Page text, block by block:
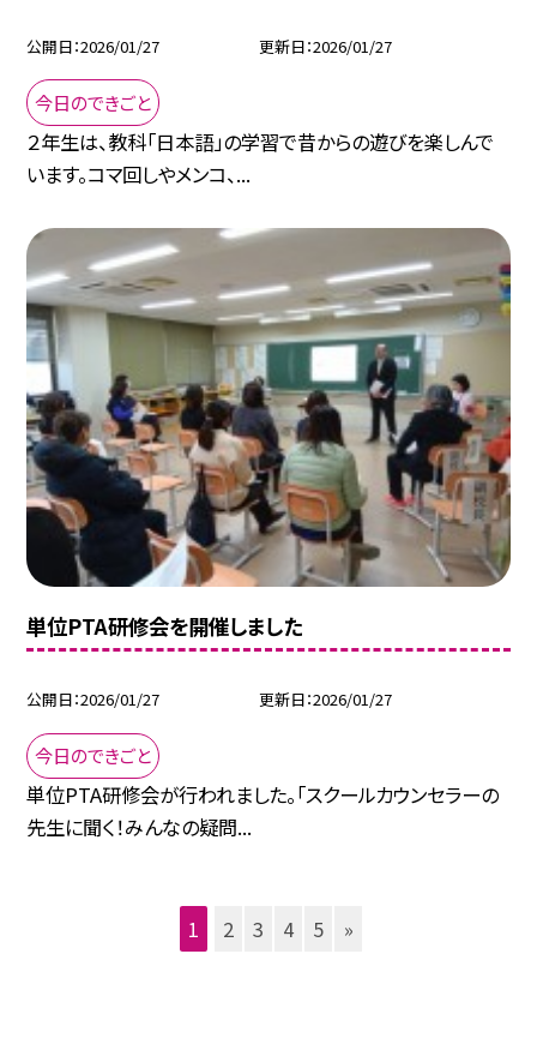
公開日 2026/01/27 更新日 2026/01/27
今日のできごと
２年生は、教科「日本語」の学習で昔からの遊びを楽しんで
います。コマ回しやメンコ、...
単位PTA研修会を開催しました
公開日 2026/01/27 更新日 2026/01/27
今日のできごと
単位PTA研修会が行われました。「スクールカウンセラーの
先生に聞く！みんなの疑問...
1 2 3 4 5 »